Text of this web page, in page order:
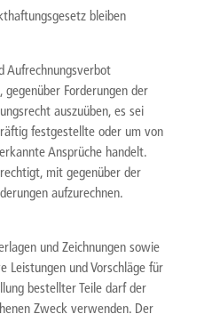
bleiben
Aufrechnungsverbot
Forderungen der
auszuüben, es sei
festgestellte oder um von
Ansprüche handelt.
mit gegenüber der
aufzurechnen.
und Zeichnungen sowie
Leistungen und Vorschläge für
bestellter Teile darf der
Zweck verwenden. Der